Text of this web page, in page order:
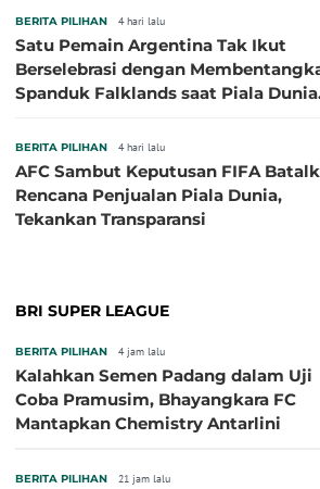
BERITA PILIHAN 4 hari lalu
Satu Pemain Argentina Tak Ikut
Berselebrasi dengan
Spanduk Falklands saat Piala Dunia
BERITA PILIHAN 4 hari lalu
AFC Sambut Keputusan FIFA
Rencana Penjualan Piala Dunia,
Tekankan Transparansi
BRI SUPER LEAGUE
BERITA PILIHAN 4 jam lalu
Kalahkan Semen Padang dalam Uji
Coba Pramusim, Bhayangkara FC
Mantapkan Chemistry Antarlini
BERITA PILIHAN 21 jam lalu